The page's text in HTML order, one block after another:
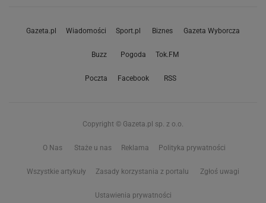
Gazeta.pl Wiadomości Sport.pl Biznes Gazeta Wyborcza
Buzz Pogoda Tok.FM
Poczta Facebook RSS
Copyright © Gazeta.pl sp. z o.o.
O Nas Staże u nas Reklama Polityka prywatności
Wszystkie artykuły Zasady korzystania z portalu Zgłoś uwagi
Ustawienia prywatności